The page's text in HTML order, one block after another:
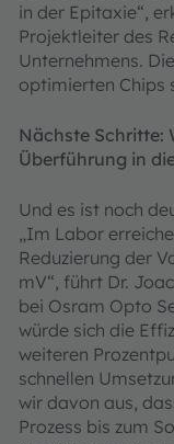
in der Epitaxie“,
Projektleiter des
Unternehmens.
optimierten Chips
Nächste Schritte:
Überführung in
Und es ist noch
„Im Labor
Reduzierung der
mV“, führt Dr.
bei Osram Opto
würde sich die
weiteren
schnellen
wir davon aus,
Prozess bis zum